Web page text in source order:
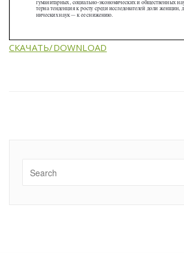
СКАЧАТЬ/DOWNLOAD